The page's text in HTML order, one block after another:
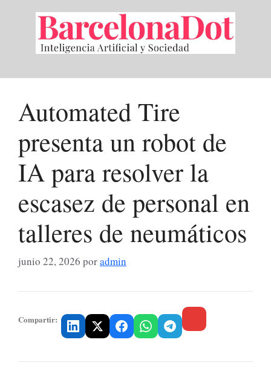
contenido
Automated Tire
presenta un robot de
IA para resolver la
escasez de personal en
talleres de neumáticos
junio 22, 2026 poradmin
Compartir: